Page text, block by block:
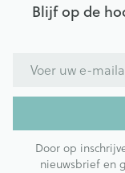
Blijf op de
Door op
nieuwsbrief en